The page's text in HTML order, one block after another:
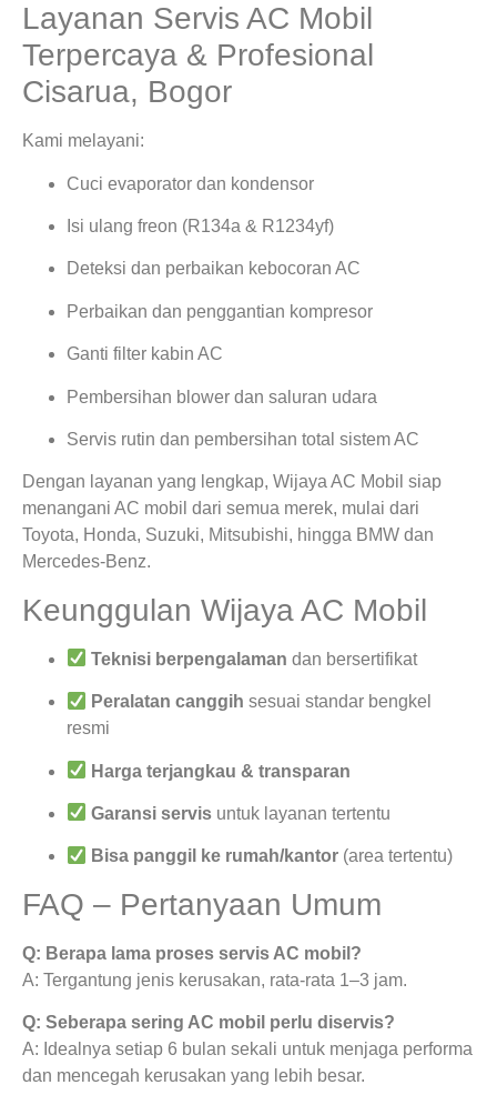
Layanan Servis AC Mobil
Terpercaya & Profesional
Cisarua, Bogor
Kami melayani:
Cuci evaporator dan kondensor
Isi ulang freon (R134a & R1234yf)
Deteksi dan perbaikan kebocoran AC
Perbaikan dan penggantian kompresor
Ganti filter kabin AC
Pembersihan blower dan saluran udara
Servis rutin dan pembersihan total sistem AC
Dengan layanan yang lengkap, Wijaya AC Mobil siap
menangani AC mobil dari semua merek, mulai dari
Toyota, Honda, Suzuki, Mitsubishi, hingga BMW dan
Mercedes-Benz.
Keunggulan Wijaya AC Mobil
Teknisi berpengalaman dan bersertifikat
Peralatan canggih sesuai standar bengkel
resmi
Harga terjangkau & transparan
Garansi servis untuk layanan tertentu
Bisa panggil ke rumah/kantor (area tertentu)
FAQ – Pertanyaan Umum
Q: Berapa lama proses servis AC mobil?
A: Tergantung jenis kerusakan, rata-rata 1–3 jam.
Q: Seberapa sering AC mobil perlu diservis?
A: Idealnya setiap 6 bulan sekali untuk menjaga performa
dan mencegah kerusakan yang lebih besar.